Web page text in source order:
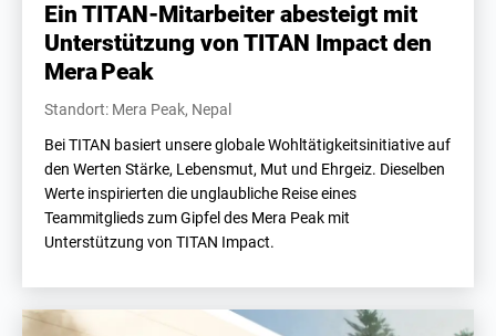
Ein TITAN-Mitarbeiter abesteigt mit
Unterstützung von TITAN Impact den
Mera Peak
Standort: Mera Peak, Nepal
Bei TITAN basiert unsere globale Wohltätigkeitsinitiative auf
den Werten Stärke, Lebensmut, Mut und Ehrgeiz. Dieselben
Werte inspirierten die unglaubliche Reise eines
Teammitglieds zum Gipfel des Mera Peak mit
Unterstützung von TITAN Impact.